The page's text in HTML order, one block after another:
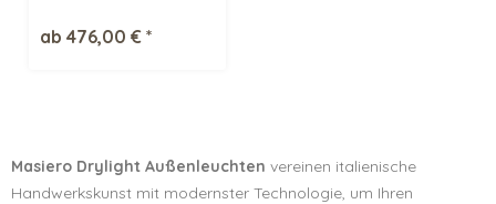
ab 476,00 € *
Masiero Drylight Außenleuchten vereinen italienische
Handwerkskunst mit modernster Technologie, um Ihren